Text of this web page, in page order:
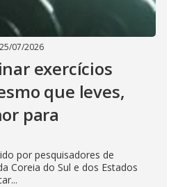
25/07/2026
exercícios
que leves,
para
por pesquisadores de
Coreia do Sul e dos Estados